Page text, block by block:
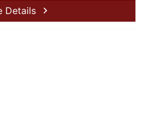
Details